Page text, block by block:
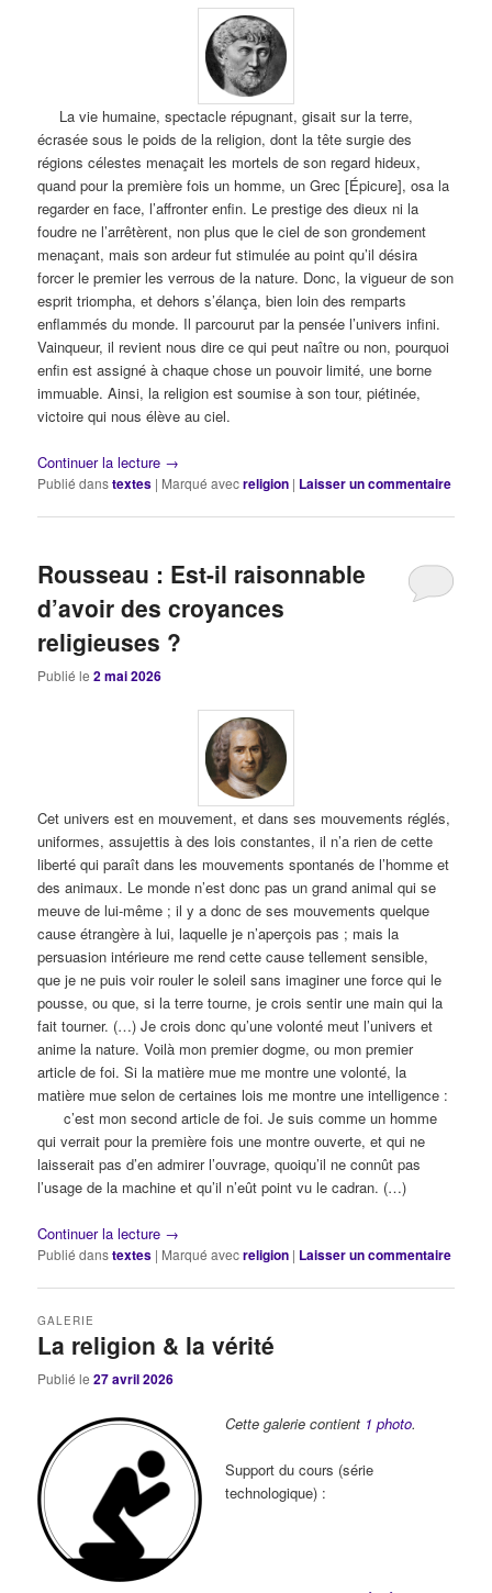
La vie humaine, spectacle répugnant, gisait sur la terre,
écrasée sous le poids de la religion, dont la tête surgie des
régions célestes menaçait les mortels de son regard hideux,
quand pour la première fois un homme, un Grec [Épicure], osa la
regarder en face, l’affronter enfin. Le prestige des dieux ni la
foudre ne l’arrêtèrent, non plus que le ciel de son grondement
menaçant, mais son ardeur fut stimulée au point qu’il désira
forcer le premier les verrous de la nature. Donc, la vigueur de son
esprit triompha, et dehors s’élança, bien loin des remparts
enflammés du monde. Il parcourut par la pensée l’univers infini.
Vainqueur, il revient nous dire ce qui peut naître ou non, pourquoi
enfin est assigné à chaque chose un pouvoir limité, une borne
immuable. Ainsi, la religion est soumise à son tour, piétinée,
victoire qui nous élève au ciel.
Continuer la lecture →
Publié danstextes | Marqué avecreligion | Laisser un commentaire
Rousseau : Est-il raisonnable
d’avoir des croyances
religieuses ?
Publié le2 mai 2026
Cet univers est en mouvement, et dans ses mouvements réglés,
uniformes, assujettis à des lois constantes, il n’a rien de cette
liberté qui paraît dans les mouvements spontanés de l’homme et
des animaux. Le monde n’est donc pas un grand animal qui se
meuve de lui-même ; il y a donc de ses mouvements quelque
cause étrangère à lui, laquelle je n’aperçois pas ; mais la
persuasion intérieure me rend cette cause tellement sensible,
que je ne puis voir rouler le soleil sans imaginer une force qui le
pousse, ou que, si la terre tourne, je crois sentir une main qui la
fait tourner. (…) Je crois donc qu’une volonté meut l’univers et
anime la nature. Voilà mon premier dogme, ou mon premier
article de foi. Si la matière mue me montre une volonté, la
matière mue selon de certaines lois me montre une intelligence :
c’est mon second article de foi. Je suis comme un homme
qui verrait pour la première fois une montre ouverte, et qui ne
laisserait pas d’en admirer l’ouvrage, quoiqu’il ne connût pas
l’usage de la machine et qu’il n’eût point vu le cadran. (…)
Continuer la lecture →
Publié danstextes | Marqué avecreligion | Laisser un commentaire
La religion & la vérité
GALERIE
Publié le27 avril 2026
Cette galerie contient 1 photo.
Support du cours (série
technologique) :